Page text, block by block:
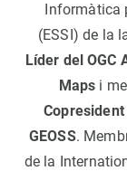
Informàtica
(ESSI) de la
Líder del OGC
Maps i
GEOSS.
de la